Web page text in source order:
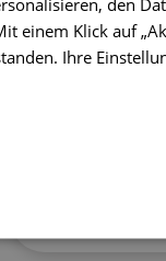
verlassen
Zahnfleisch
Alltag – zu
im
Beißringe
Wasser.
und die
einem Klick auf
Ihre